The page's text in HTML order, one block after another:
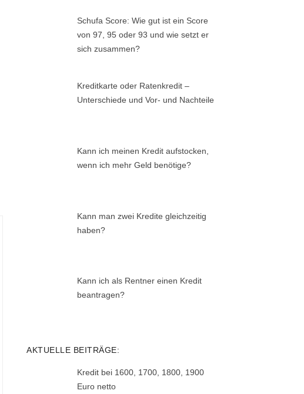
Schufa Score: Wie gut ist ein Score
von 97, 95 oder 93 und wie setzt er
sich zusammen?
Kreditkarte oder Ratenkredit –
Unterschiede und Vor- und Nachteile
Kann ich meinen Kredit aufstocken,
wenn ich mehr Geld benötige?
Kann man zwei Kredite gleichzeitig
haben?
Kann ich als Rentner einen Kredit
beantragen?
AKTUELLE BEITRÄGE:
Kredit bei 1600, 1700, 1800, 1900
Euro netto